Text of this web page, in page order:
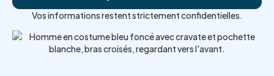
Vos informations restent strictement confidentielles.